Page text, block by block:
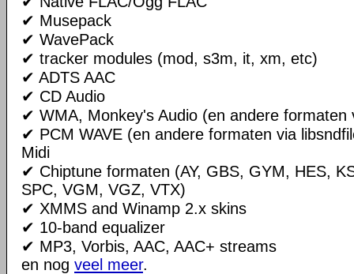
✔ Musepack
✔ WavePack
✔ tracker modules (mod, s3m, it, xm, etc)
✔ ADTS AAC
✔ CD Audio
✔ WMA, Monkey's Audio (en andere formaten
✔ PCM WAVE (en andere formaten via
Midi
✔ Chiptune formaten (AY, GBS, GYM, HES,
SPC, VGM, VGZ, VTX)
✔ XMMS and Winamp 2.x skins
✔ 10-band equalizer
✔ MP3, Vorbis, AAC, AAC+ streams
en nog veel meer.